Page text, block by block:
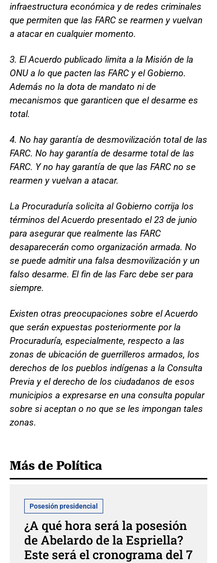
infraestructura económica y de redes criminales
que permiten que las FARC se rearmen y vuelvan
a atacar en cualquier momento.
3. El Acuerdo publicado limita a la Misión de la
ONU a lo que pacten las FARC y el Gobierno.
Además no la dota de mandato ni de
mecanismos que garanticen que el desarme es
total.
4. No hay garantía de desmovilización total de las
FARC. No hay garantía de desarme total de las
FARC. Y no hay garantía de que las FARC no se
rearmen y vuelvan a atacar.
La Procuraduría solicita al Gobierno corrija los
términos del Acuerdo presentado el 23 de junio
para asegurar que realmente las FARC
desaparecerán como organización armada. No
se puede admitir una falsa desmovilización y un
falso desarme. El fin de las Farc debe ser para
siempre.
Existen otras preocupaciones sobre el Acuerdo
que serán expuestas posteriormente por la
Procuraduría, especialmente, respecto a las
zonas de ubicación de guerrilleros armados, los
derechos de los pueblos indígenas a la Consulta
Previa y el derecho de los ciudadanos de esos
municipios a expresarse en una consulta popular
sobre si aceptan o no que se les impongan tales
zonas.
Más de Política
Posesión presidencial
¿A qué hora será la posesión
de Abelardo de la Espriella?
Este será el cronograma del 7